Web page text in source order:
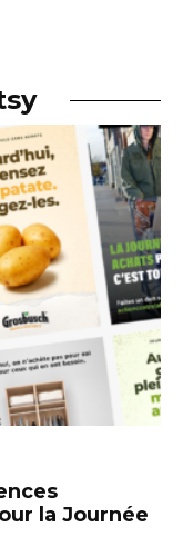
la Journée